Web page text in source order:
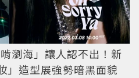
瀏海」讓人認不出！新
」造型展強勢暗黑面貌